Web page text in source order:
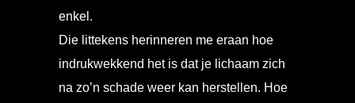
enkel.
Die littekens herinneren me eraan hoe
indrukwekkend het is dat je lichaam zich
na zo’n schade weer kan herstellen. Hoe